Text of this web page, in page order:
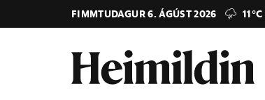
FIMMTUDAGUR 6. ÁGÚST 2026 11°C